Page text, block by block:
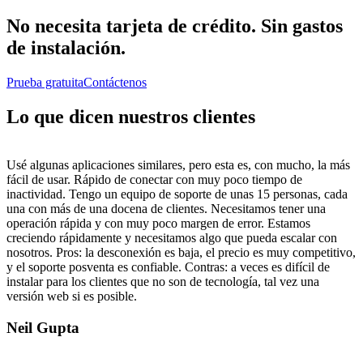
No necesita tarjeta de crédito. Sin gastos
de instalación.
Prueba gratuitaContáctenos
Lo que dicen nuestros clientes
Usé algunas aplicaciones similares, pero esta es, con mucho, la más
fácil de usar. Rápido de conectar con muy poco tiempo de
inactividad. Tengo un equipo de soporte de unas 15 personas, cada
una con más de una docena de clientes. Necesitamos tener una
operación rápida y con muy poco margen de error. Estamos
creciendo rápidamente y necesitamos algo que pueda escalar con
nosotros. Pros: la desconexión es baja, el precio es muy competitivo,
y el soporte posventa es confiable. Contras: a veces es difícil de
instalar para los clientes que no son de tecnología, tal vez una
versión web si es posible.
Neil Gupta